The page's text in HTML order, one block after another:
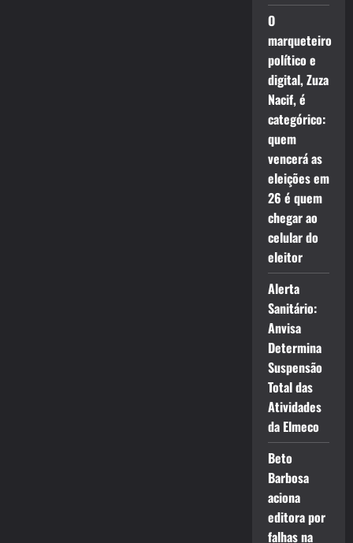
O
marqueteiro
político e
digital, Zuza
Nacif, é
categórico:
quem
vencerá as
eleições em
26 é quem
chegar ao
celular do
eleitor
Alerta
Sanitário:
Anvisa
Determina
Suspensão
Total das
Atividades
da Elmeco
Beto
Barbosa
aciona
editora por
falhas na